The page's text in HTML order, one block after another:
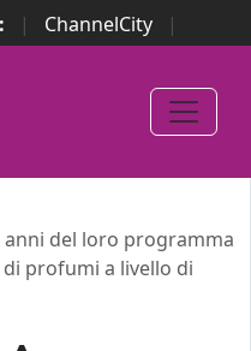
| ChannelCity
|
| Italian Channel
Italian Security
anni del loro programma
profumi a livello di